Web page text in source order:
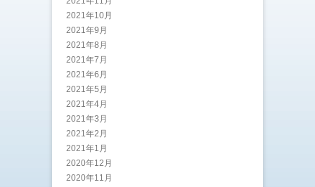
2021年10月
2021年9月
2021年8月
2021年7月
2021年6月
2021年5月
2021年4月
2021年3月
2021年2月
2021年1月
2020年12月
2020年11月